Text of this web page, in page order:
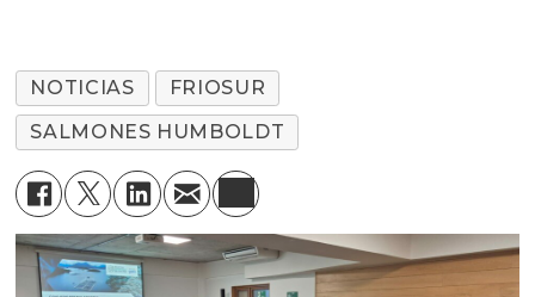
NOTICIAS
FRIOSUR
SALMONES HUMBOLDT